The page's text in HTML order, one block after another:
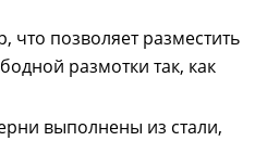
что позволяет разместить
размотки так, как
выполнены из стали,